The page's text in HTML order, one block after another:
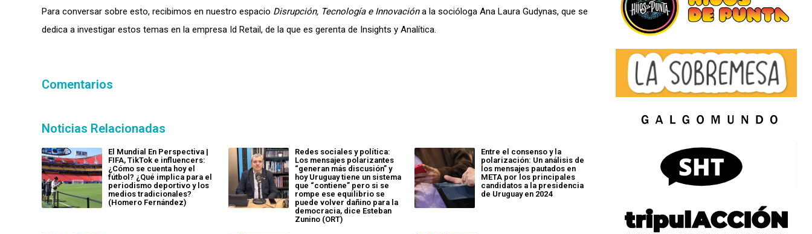
Para conversar sobre esto, recibimos en nuestro espacio Disrupción, Tecnología e Innovacióna la socióloga Ana Laura Gudynas, que se
dedica a investigar estos temas en la empresa Id Retail, de la que es gerenta de Insights y Analítica.
Comentarios
Noticias Relacionadas
El Mundial En Perspectiva |
FIFA, TikTok e influencers:
¿Cómo se cuenta hoy el
fútbol? ¿Qué implica para el
periodismo deportivo y los
medios tradicionales?
(Homero Fernández)
Redes sociales y política:
Los mensajes polarizantes
“generan más discusión” y
hoy Uruguay tiene un sistema
que “contiene” pero si se
rompe ese equilibrio se
puede volver dañino para la
democracia, dice Esteban
Zunino (ORT)
Entre el consenso y la
polarización: Un análisis de
los mensajes pautados en
META por los principales
candidatos a la presidencia
de Uruguay en 2024